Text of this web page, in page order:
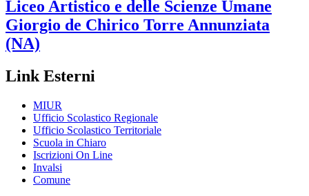
Liceo Artistico e delle Scienze Umane
Giorgio de Chirico Torre Annunziata
(NA)
Link Esterni
MIUR
Ufficio Scolastico Regionale
Ufficio Scolastico Territoriale
Scuola in Chiaro
Iscrizioni On Line
Invalsi
Comune